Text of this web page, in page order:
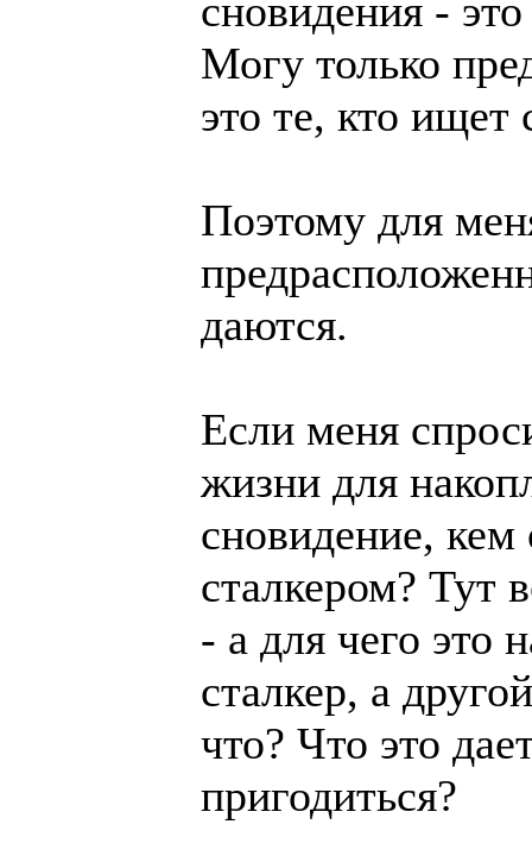
сновидения -
Могу только
это те, кто ищет
Поэтому для
даются.
Если меня
жизни для
сновидение,
сталкером? Тут
- а для чего это
сталкер, а
что? Что это
пригодиться?